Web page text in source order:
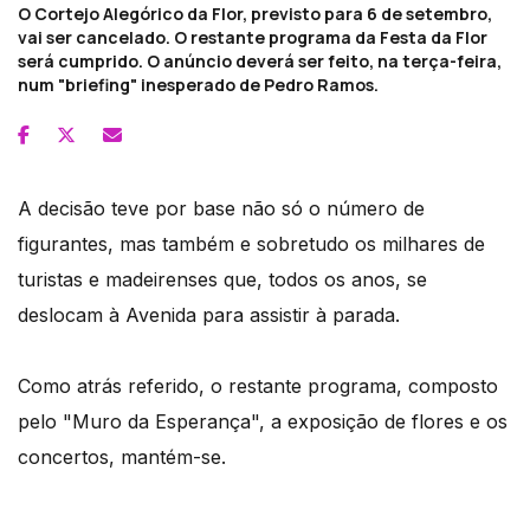
O Cortejo Alegórico da Flor, previsto para 6 de setembro,
vai ser cancelado. O restante programa da Festa da Flor
será cumprido. O anúncio deverá ser feito, na terça-feira,
num "briefing" inesperado de Pedro Ramos.
A decisão teve por base não só o número de
figurantes, mas também e sobretudo os milhares de
turistas e madeirenses que, todos os anos, se
deslocam à Avenida para assistir à parada.
Como atrás referido, o restante programa, composto
pelo "Muro da Esperança", a exposição de flores e os
concertos, mantém-se.